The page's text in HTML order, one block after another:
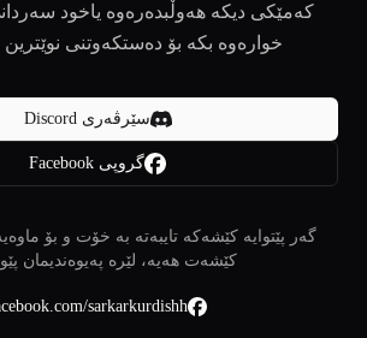
کەمێکی دیکە هەوڵبدەرەوە یاخود
خوارەوە بکە بۆ دەستکەوتنی نوێترین
سێرڤەری Discord
گروپی Facebook
گەر پێتوایە کێشەکە تایبەتە بە خۆت و بۆ
کێشەت هەیە، لێرە پەیوەندیمان
sarkarkurdishh